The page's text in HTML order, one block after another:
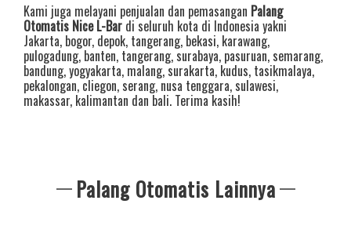
Kami juga melayani penjualan dan pemasangan Palang
Otomatis Nice L-Bar di seluruh kota di Indonesia yakni
Jakarta, bogor, depok, tangerang, bekasi, karawang,
pulogadung, banten, tangerang, surabaya, pasuruan, semarang,
bandung,yogyakarta, malang, surakarta, kudus, tasikmalaya,
pekalongan, cliegon, serang, nusa tenggara, sulawesi,
makassar, kalimantan dan bali. Terima kasih!
Palang Otomatis Lainnya